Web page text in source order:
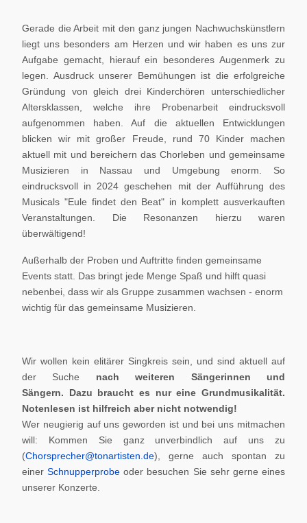
Gerade die Arbeit mit den ganz jungen Nachwuchskünstlern
liegt uns besonders am Herzen und wir haben es uns zur
Aufgabe gemacht, hierauf ein besonderes Augenmerk zu
legen. Ausdruck unserer Bemühungen ist die erfolgreiche
Gründung von gleich drei Kinderchören unterschiedlicher
Altersklassen, welche ihre Probenarbeit eindrucksvoll
aufgenommen haben. Auf die aktuellen Entwicklungen
blicken wir mit großer Freude, rund 70 Kinder machen
aktuell mit und bereichern das Chorleben und gemeinsame
Musizieren in Nassau und Umgebung enorm. So
eindrucksvoll in 2024 geschehen mit der Aufführung des
Musicals "Eule findet den Beat" in komplett ausverkauften
Veranstaltungen. Die Resonanzen hierzu waren
überwältigend!
Außerhalb der Proben und Auftritte finden gemeinsame
Events statt. Das bringt jede Menge Spaß und hilft quasi
nebenbei, dass wir als Gruppe zusammen wachsen - enorm
wichtig für das gemeinsame Musizieren.
Wir wollen kein elitärer Singkreis sein, und sind aktuell auf
der Suche nach weiteren Sängerinnen und
Sängern. Dazu braucht es nur eine Grundmusikalität.
Notenlesen ist hilfreich aber nicht notwendig!
Wer neugierig auf uns geworden ist und bei uns mitmachen
will: Kommen Sie ganz unverbindlich auf uns zu
(Chorsprecher@tonartisten.de), gerne auch spontan zu
einerSchnupperprobe oder besuchen Sie sehr gerne eines
unserer Konzerte.